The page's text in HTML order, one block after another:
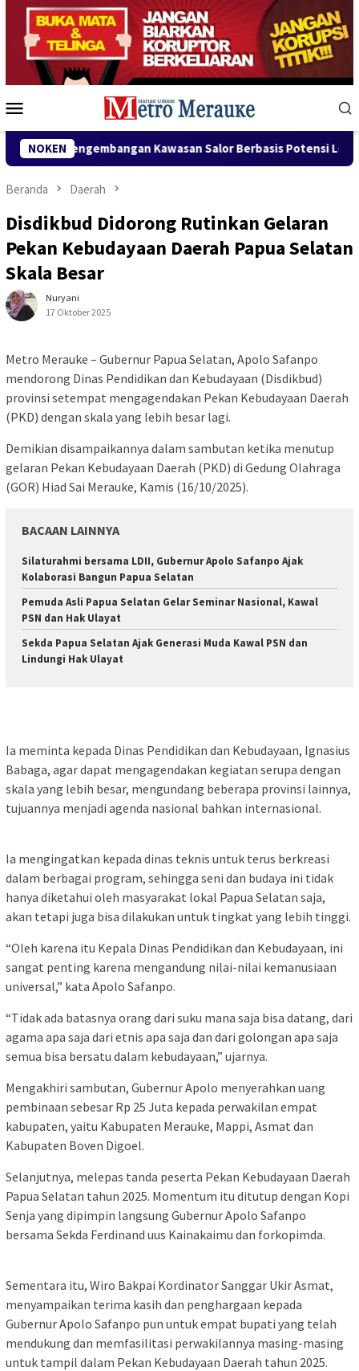
Loncat
konten
Mobile
NOKEN
Kawasan Salor Berbasis Potensi Lokal Bank
Beranda Daerah
Disdikbud Didorong Rutinkan Gelaran
Pekan Kebudayaan Daerah Papua Selatan
Skala Besar
Nuryani
17 Oktober 2025
Metro Merauke – Gubernur Papua Selatan, Apolo Safanpo
mendorong Dinas Pendidikan dan Kebudayaan (Disdikbud)
provinsi setempat mengagendakan Pekan Kebudayaan Daerah
(PKD) dengan skala yang lebih besar lagi.
Demikian disampaikannya dalam sambutan ketika menutup
gelaran Pekan Kebudayaan Daerah (PKD) di Gedung Olahraga
(GOR) Hiad Sai Merauke, Kamis (16/10/2025).
BACAAN LAINNYA
Silaturahmi bersama LDII, Gubernur Apolo Safanpo Ajak
Kolaborasi Bangun Papua Selatan
Pemuda Asli Papua Selatan Gelar Seminar Nasional, Kawal
PSN dan Hak Ulayat
Sekda Papua Selatan Ajak Generasi Muda Kawal PSN dan
Lindungi Hak Ulayat
Ia meminta kepada Dinas Pendidikan dan Kebudayaan, Ignasius
Babaga, agar dapat mengagendakan kegiatan serupa dengan
skala yang lebih besar, mengundang beberapa provinsi lainnya,
tujuannya menjadi agenda nasional bahkan internasional.
Ia mengingatkan kepada dinas teknis untuk terus berkreasi
dalam berbagai program, sehingga seni dan budaya ini tidak
hanya diketahui oleh masyarakat lokal Papua Selatan saja,
akan tetapi juga bisa dilakukan untuk tingkat yang lebih tinggi.
“Oleh karena itu Kepala Dinas Pendidikan dan Kebudayaan, ini
sangat penting karena mengandung nilai-nilai kemanusiaan
universal,” kata Apolo Safanpo.
“Tidak ada batasnya orang dari suku mana saja bisa datang, dari
agama apa saja dari etnis apa saja dan dari golongan apa saja
semua bisa bersatu dalam kebudayaan,” ujarnya.
Mengakhiri sambutan, Gubernur Apolo menyerahkan uang
pembinaan sebesar Rp 25 Juta kepada perwakilan empat
kabupaten, yaitu Kabupaten Merauke, Mappi, Asmat dan
Kabupaten Boven Digoel.
Selanjutnya, melepas tanda peserta Pekan Kebudayaan Daerah
Papua Selatan tahun 2025. Momentum itu ditutup dengan Kopi
Senja yang dipimpin langsung Gubernur Apolo Safanpo
bersama Sekda Ferdinand uus Kainakaimu dan forkopimda.
Sementara itu, Wiro Bakpai Kordinator Sanggar Ukir Asmat,
menyampaikan terima kasih dan penghargaan kepada
Gubernur Apolo Safanpo pun untuk empat bupati yang telah
mendukung dan memfasilitasi perwakilannya masing-masing
untuk tampil dalam Pekan Kebudayaan Daerah tahun 2025.